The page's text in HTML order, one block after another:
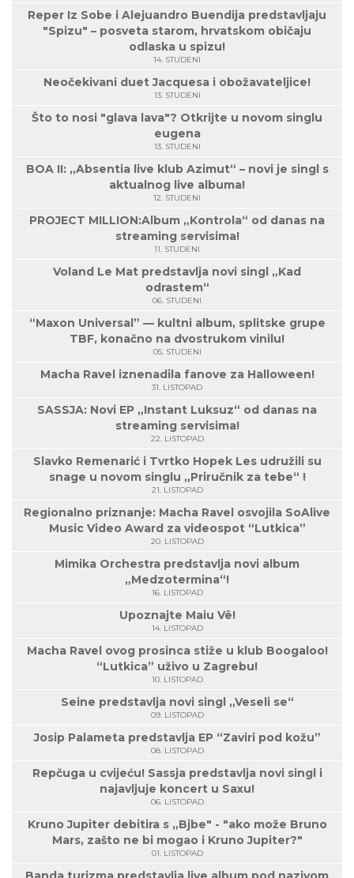
Reper Iz Sobe i Alejuandro Buendija predstavljaju
"Spizu" – posveta starom, hrvatskom običaju
odlaska u spizu!
14. STUDENI
Neočekivani duet Jacquesa i obožavateljice!
13. STUDENI
Što to nosi "glava lava"? Otkrijte u novom singlu
eugena
13. STUDENI
BOA II: „Absentia live klub Azimut“ – novi je singl s
aktualnog live albuma!
12. STUDENI
PROJECT MILLION:Album „Kontrola“ od danas na
streaming servisima!
11. STUDENI
Voland Le Mat predstavlja novi singl „Kad
odrastem“
06. STUDENI
“Maxon Universal” — kultni album, splitske grupe
TBF, konačno na dvostrukom vinilu!
05. STUDENI
Macha Ravel iznenadila fanove za Halloween!
31. LISTOPAD
SASSJA: Novi EP „Instant Luksuz“ od danas na
streaming servisima!
22. LISTOPAD
Slavko Remenarić i Tvrtko Hopek Les udružili su
snage u novom singlu „Priručnik za tebe“ !
21. LISTOPAD
Regionalno priznanje: Macha Ravel osvojila SoAlive
Music Video Award za videospot “Lutkica”
20. LISTOPAD
Mimika Orchestra predstavlja novi album
„Medzotermina“!
16. LISTOPAD
Upoznajte Maiu Vë!
14. LISTOPAD
Macha Ravel ovog prosinca stiže u klub Boogaloo!
“Lutkica” uživo u Zagrebu!
10. LISTOPAD
Seine predstavlja novi singl „Veseli se“
09. LISTOPAD
Josip Palameta predstavlja EP “Zaviri pod kožu”
08. LISTOPAD
Repčuga u cvijeću! Sassja predstavlja novi singl i
najavljuje koncert u Saxu!
06. LISTOPAD
Kruno Jupiter debitira s „Bjbe" - "ako može Bruno
Mars, zašto ne bi mogao i Kruno Jupiter?"
01. LISTOPAD